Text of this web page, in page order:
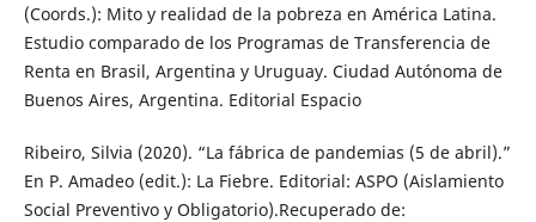
(Coords.): Mito y realidad de la pobreza en América Latina.
Estudio comparado de los Programas de Transferencia de
Renta en Brasil, Argentina y Uruguay. Ciudad Autónoma de
Buenos Aires, Argentina. Editorial Espacio
Ribeiro, Silvia (2020). “La fábrica de pandemias (5 de abril).”
En P. Amadeo (edit.): La Fiebre. Editorial: ASPO (Aislamiento
Social Preventivo y Obligatorio).Recuperado de: